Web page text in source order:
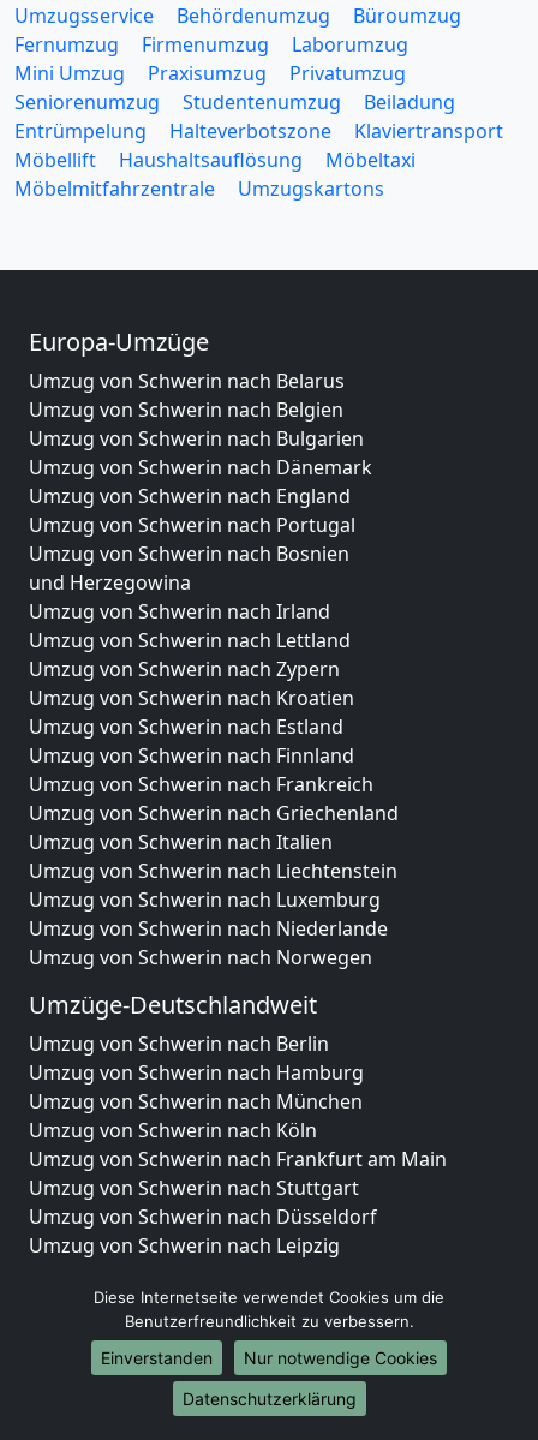
Umzugsservice Behördenumzug
Büroumzug
Fernumzug
Firmenumzug
Laborumzug
Mini Umzug
Praxisumzug
Privatumzug
Seniorenumzug
Studentenumzug
Beiladung
Entrümpelung
Halteverbotszone
Klaviertransport
Möbellift
Haushaltsauflösung
Möbeltaxi
Möbelmitfahrzentrale
Umzugskartons
Europa-Umzüge
Umzug von Schwerin nach Belarus
Umzug von Schwerin nach Belgien
Umzug von Schwerin nach Bulgarien
Umzug von Schwerin nach Dänemark
Umzug von Schwerin nach England
Umzug von Schwerin nach Portugal
Umzug von Schwerin nach Bosnien
und Herzegowina
Umzug von Schwerin nach Irland
Umzug von Schwerin nach Lettland
Umzug von Schwerin nach Zypern
Umzug von Schwerin nach Kroatien
Umzug von Schwerin nach Estland
Umzug von Schwerin nach Finnland
Umzug von Schwerin nach Frankreich
Umzug von Schwerin nach Griechenland
Umzug von Schwerin nach Italien
Umzug von Schwerin nach Liechtenstein
Umzug von Schwerin nach Luxemburg
Umzug von Schwerin nach Niederlande
Umzug von Schwerin nach Norwegen
Umzüge-Deutschlandweit
Umzug von Schwerin nach Berlin
Umzug von Schwerin nach Hamburg
Umzug von Schwerin nach München
Umzug von Schwerin nach Köln
Umzug von Schwerin nach Frankfurt am Main
Umzug von Schwerin nach Stuttgart
Umzug von Schwerin nach Düsseldorf
Umzug von Schwerin nach Leipzig
Umzug von Schwerin nach Essen
Umzug von Schwerin nach Bremen
Umzug von Schwerin nach Dresden
Umzug von Schwerin nach Hannover
Umzug von Schwerin nach Nürnberg
Diese Internetseite verwendet Cookies um die
Benutzerfreundlichkeit zu verbessern.
Einverstanden
Nur notwendige Cookies
Datenschutzerklärung